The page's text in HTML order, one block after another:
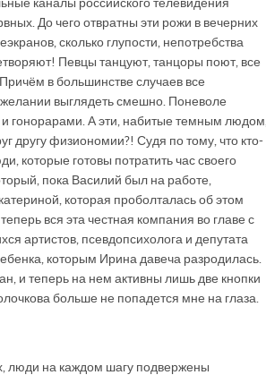
До чего отвратны эти рожи в вечерних
сколько глупости, непотребства
Певцы танцуют, танцоры поют, все
в большинстве случаев все
выглядеть смешно. Поневоле
гонорарами. А эти, набитые темным людом,
другу физиономии?! Судя по тому, что кто-
которые готовы потратить час своего
пока Василий был на работе,
которая проболталась об этом
вся эта честная компания во главе с
артистов, псевдопсихолога и депутата
которым Ирина давеча разродилась.
и теперь на нем активны лишь две кнопки
больше не попадется мне на глаза.
люди на каждом шагу подвержены